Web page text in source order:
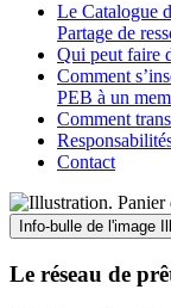
Le Catalogue
Partage de
Qui peut faire
Comment
PEB à un
Comment
Contact
Info-bulle de l'image
Le réseau de